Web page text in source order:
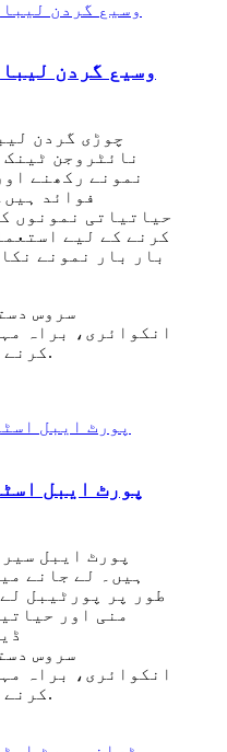
وسیع گردن
چوڑی گردن
نائٹروجن ٹینک
نمونے رکھنے
فوائد
حیاتیاتی نمونوں
کرنے کے لیے
بار بار نمونے
انکوائری، براہ
کرنے میں سنکوچ نہ کریں.
پورٹ ایبل
ہیں۔ لے جانے
طور پر پورٹیبل
منی اور
انکوائری، براہ
کرنے میں سنکوچ نہ کریں.